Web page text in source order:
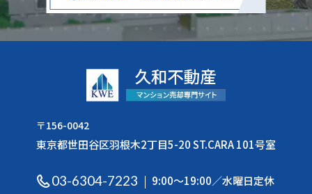
〒156-0042
東京都世田谷区羽根木2丁目5-20 ST.CARA 101号室
03-6304-7223 9:00〜19:00／水曜日定休